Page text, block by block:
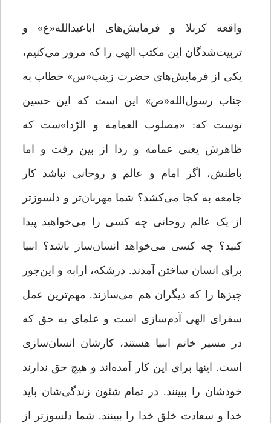
واقعه کربلا و فرمایش‌های اباعبدالله«ع» و
تربیت‌شدگان این مکتب الهی را که مرور می‌کنیم،
یکی از فرمایش‌های حضرت زینب«س» خطاب به
جناب رسول‌الله«ص» این است که این حسین
توست که: «مصلوب العمامه و الرّدا»ست که
ظاهرش یعنی عمامه و ردا از بین رفت و اما
باطنش، اگر امام و عالم و روحانی نباشد کار
جامعه به کجا می‌کشد؟ شما مهربان‌تر و دلسوزتر
از یک عالم روحانی چه کسی را می‌خواهید پیدا
کنید؟ چه کسی می‌خواهد انسان‌ساز باشد؟ انبیا
برای انسان ساختن آمدند. درشکه، ارابه و این‌جور
چیزها را که دیگران هم می‌سازند. مهم‌ترین عمل
سفرای الهی آدم‌سازی است و علمای به حق که
در مسیر خاتم انبیا هستند، کارشان انسان‌سازی
است. اینها برای این کار آمده‌اند و هیچ حق ندارند
خودشان را ببینند. در تمام شئون زندگی‌شان باید
خدا و سعادت خلق خدا را ببینند. شما دلسوزتر از